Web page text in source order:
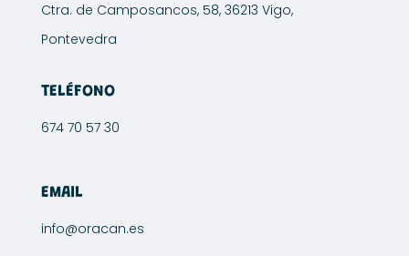
Ctra. de Camposancos, 58, 36213 Vigo,
Pontevedra
TELÉFONO
674 70 57 30
EMAIL
info@oracan.es